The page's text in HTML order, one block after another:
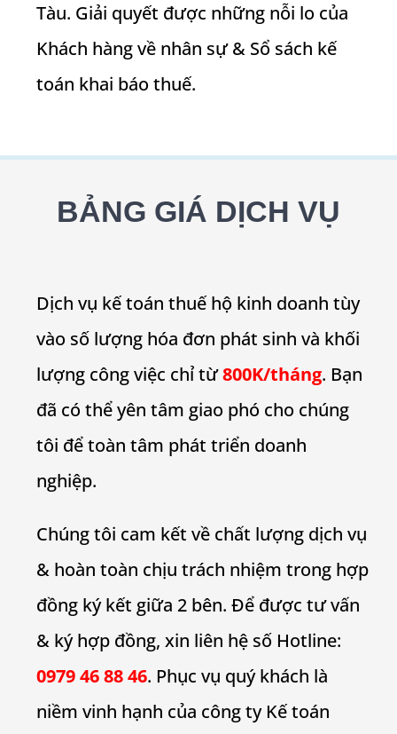
Tàu. Giải quyết được những nỗi lo của
Khách hàng về nhân sự & Sổ sách kế
toán khai báo thuế.
BẢNG GIÁ DỊCH VỤ
Dịch vụ kế toán thuế hộ kinh doanh tùy
vào số lượng hóa đơn phát sinh và khối
lượng công việc chỉ từ800K/tháng. Bạn
đã có thể yên tâm giao phó cho chúng
tôi để toàn tâm phát triển doanh
nghiệp.
Chúng tôi cam kết về chất lượng dịch vụ
& hoàn toàn chịu trách nhiệm trong hợp
đồng ký kết giữa 2 bên. Để được tư vấn
& ký hợp đồng, xin liên hệ số Hotline:
0979 46 88 46. Phục vụ quý khách là
niềm vinh hạnh của công ty Kế toán